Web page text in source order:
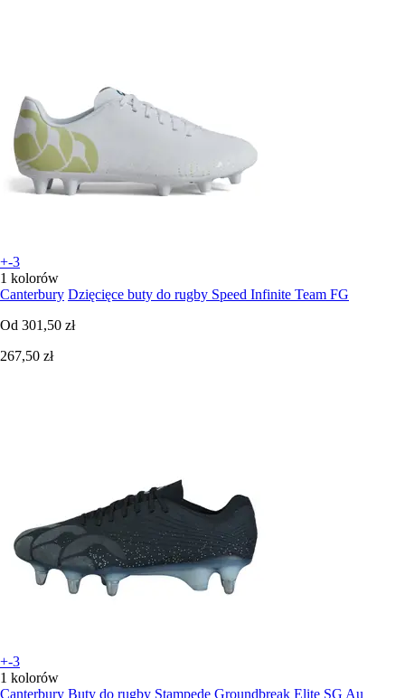
+-3
1 kolorów
Canterbury Dzięcięce buty do rugby Speed Infinite Team FG
Od 301,50 zł
267,50 zł
+-3
1 kolorów
Canterbury Buty do rugby Stampede Groundbreak Elite SG Au